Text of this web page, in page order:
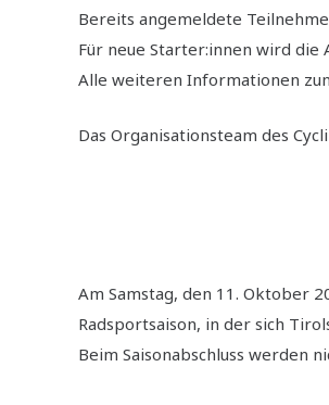
Bereits angemeldete
Für neue Starter:innen wird die
Alle weiteren Informationen
Das Organisationsteam des
Am Samstag, den 11. Oktober
Radsportsaison, in der sich
Beim Saisonabschluss werden